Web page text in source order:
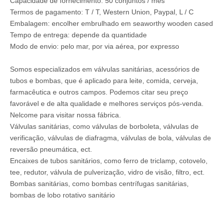
Termos de pagamento: T / T, Western Union, Paypal, L / C
Embalagem: encolher embrulhado em seaworthy wooden cased
Tempo de entrega: depende da quantidade
Modo de envio: pelo mar, por via aérea, por expresso
Somos especializados em válvulas sanitárias, acessórios de
tubos e bombas, que é aplicado para leite, comida, cerveja,
farmacêutica e outros campos. Podemos citar seu preço
favorável e de alta qualidade e melhores serviços pós-venda.
Nelcome para visitar nossa fábrica.
Válvulas sanitárias, como válvulas de borboleta, válvulas de
verificação, válvulas de diafragma, válvulas de bola, válvulas de
reversão pneumática, ect.
Encaixes de tubos sanitários, como ferro de triclamp, cotovelo,
tee, redutor, válvula de pulverização, vidro de visão, filtro, ect.
Bombas sanitárias, como bombas centrífugas sanitárias,
bombas de lobo rotativo sanitário